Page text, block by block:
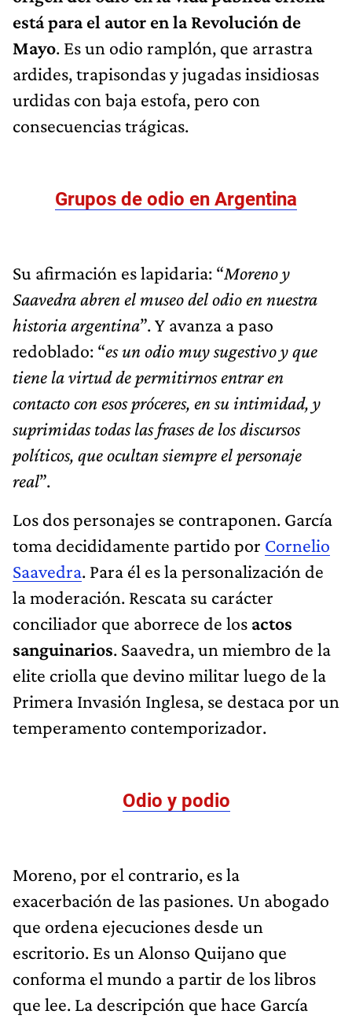
está para el autor en la Revolución de
Mayo. Es un odio ramplón, que arrastra
ardides, trapisondas y jugadas insidiosas
urdidas con baja estofa, pero con
consecuencias trágicas.
Grupos de odio en Argentina
Su afirmación es lapidaria: “Moreno y
Saavedra abren el museo del odio en nuestra
historia argentina”. Y avanza a paso
redoblado: “es un odio muy sugestivo y que
tiene la virtud de permitirnos entrar en
contacto con esos próceres, en su intimidad, y
suprimidas todas las frases de los discursos
políticos, que ocultan siempre el personaje
real”.
Los dos personajes se contraponen. García
toma decididamente partido por Cornelio
Saavedra. Para él es la personalización de
la moderación. Rescata su carácter
conciliador que aborrece de los actos
sanguinarios. Saavedra, un miembro de la
elite criolla que devino militar luego de la
Primera Invasión Inglesa, se destaca por un
temperamento contemporizador.
Odio y podio
Moreno, por el contrario, es la
exacerbación de las pasiones. Un abogado
que ordena ejecuciones desde un
escritorio. Es un Alonso Quijano que
conforma el mundo a partir de los libros
que lee. La descripción que hace García